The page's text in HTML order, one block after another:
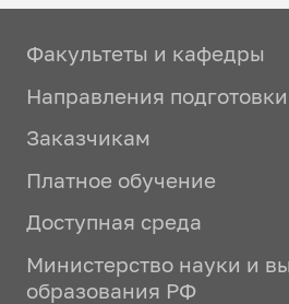
Факультеты и кафедры
Направления подготовки
Заказчикам
Платное обучение
Доступная среда
Министерство науки и
образования РФ